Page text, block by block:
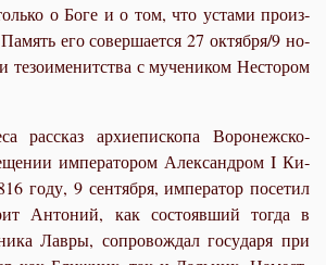
о Бо­ге и о том, что уста­ми про­из­
его со­вер­ша­ет­ся 27 ок­тяб­ря/9 но­
те­зо­име­нит­ства с му­че­ни­ком Несто­ром
рас­сказ ар­хи­епи­ско­па Во­ро­неж­ско­
им­пе­ра­то­ром Алек­сан­дром I Ки­
го­ду, 9 сен­тяб­ря, им­пе­ра­тор по­се­тил
Ан­то­ний, как со­сто­яв­ший то­гда в
Лав­ры, со­про­вож­дал го­су­да­ря при